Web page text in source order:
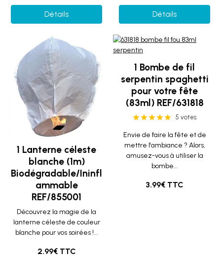
Détails Détails
1 Lanterne céleste
blanche (1m)
Biodégradable/Ininfl
ammable
REF/855001
Découvrez la magie de la
lanterne céleste de couleur
blanche pour vos soirées !...
2.99€ TTC
1 Bombe de fil
serpentin spaghetti
pour votre fête
(83ml) REF/631818
5 votes.
Envie de faire la fête et de
mettre l'ambiance ? Alors,
amusez-vous à utiliser la
bombe...
3.99€ TTC